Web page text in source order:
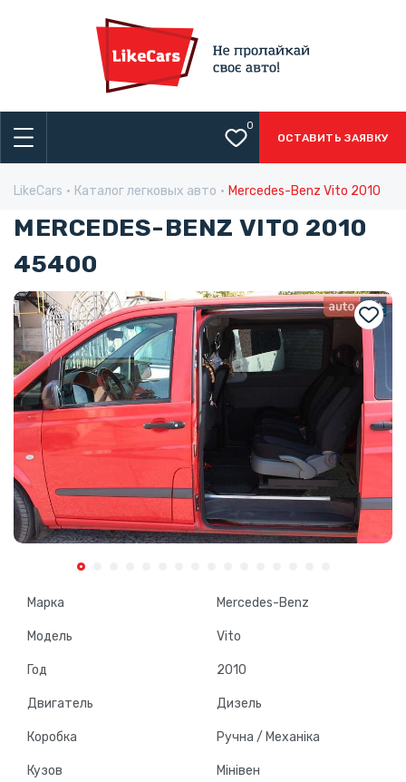
0
ОСТАВИТЬ ЗАЯВКУ
LikeCars Каталог легковых авто Mercedes-Benz Vito 2010
MERCEDES-BENZ VITO 2010
45400
Марка Mercedes-Benz
Модель Vito
Год 2010
Двигатель Дизель
Коробка Ручна / Механіка
Кузов Мінівен